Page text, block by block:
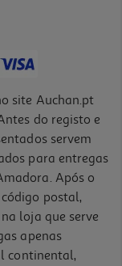
site Auchan.pt
do registo e
servem
para entregas
Após o
postal,
loja que serve
apenas
continental,